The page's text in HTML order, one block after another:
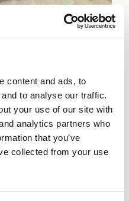
content and ads, to
to analyse our traffic.
your use of our site with
analytics partners who
that you’ve
collected from your use
3. Mittwoch des